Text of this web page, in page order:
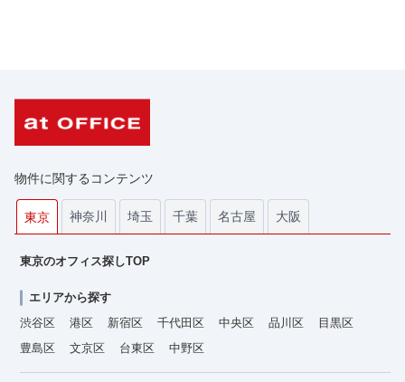
物件に関するコンテンツ
東京 神奈川 埼玉 千葉 名古屋 大阪
東京のオフィス探しTOP
エリアから探す
渋谷区
港区 新宿区 千代田区 中央区 品川区
目黒区
豊島区
文京区 台東区 中野区